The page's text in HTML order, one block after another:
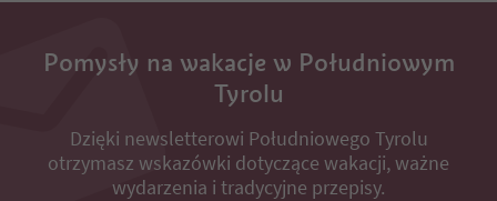
Pomysły na wakacje w Południowym
Tyrolu
Dzięki newsletterowi Południowego Tyrolu
otrzymasz wskazówki dotyczące wakacji, ważne
wydarzenia i tradycyjne przepisy.